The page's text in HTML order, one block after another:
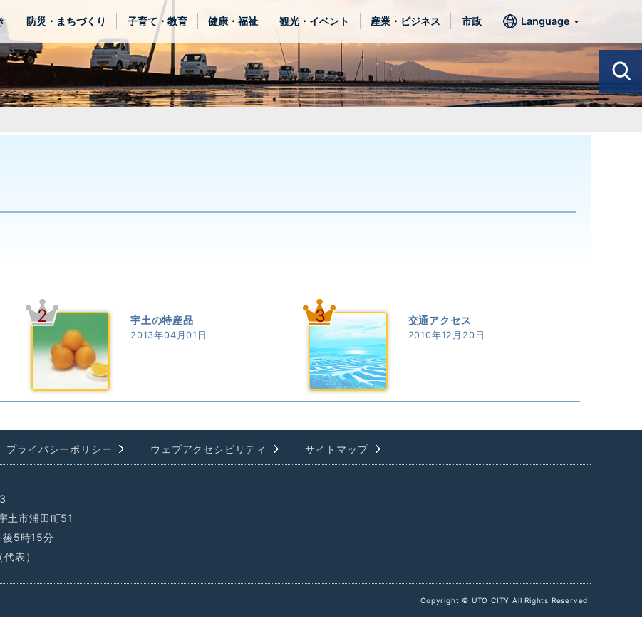
防災・まちづくり 子育て・教育 健康・福祉 観光・イベント 産業・ビジネス 市政 Language
2 宇土の特産品
2013年04月01日
3 交通アクセス
2010年12月20日
プライバシーポリシー ウェブアクセシビリティ サイトマップ
土市浦田町51
後5時15分
表）
Copyright © UTO CITY All Rights Reserved.